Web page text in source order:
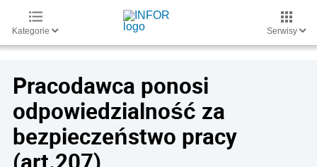
Kategorie Serwisy
Pracodawca ponosi
odpowiedzialność za
bezpieczeństwo pracy